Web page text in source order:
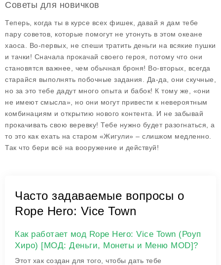
Советы для новичков
Теперь, когда ты в курсе всех фишек, давай я дам тебе
пару советов , которые помогут не утонуть в этом океане
хаоса. Во-первых, не спеши тратить деньги на всякие пушки
и тачки! Сначала прокачай своего героя, потому что они
становятся важнее, чем обычная броня! Во-вторых, всегда
старайся выполнять побочные задания. Да-да, они скучные,
но за это тебе дадут много опыта и бабок! К тому же, «они
не имеют смысла», но они могут привести к невероятным
комбинациям и открытию нового контента. И не забывай
прокачивать свою веревку! Тебе нужно будет разогнаться, а
то это как ехать на старом «Жигули» – слишком медленно.
Так что бери всё на вооружение и действуй!
Часто задаваемые вопросы о
Rope Hero: Vice Town
Как работает мод Rope Hero: Vice Town (Роуп
Хиро) [МОД: Деньги, Монеты и Меню MOD]?
Этот хак создан для того, чтобы дать тебе